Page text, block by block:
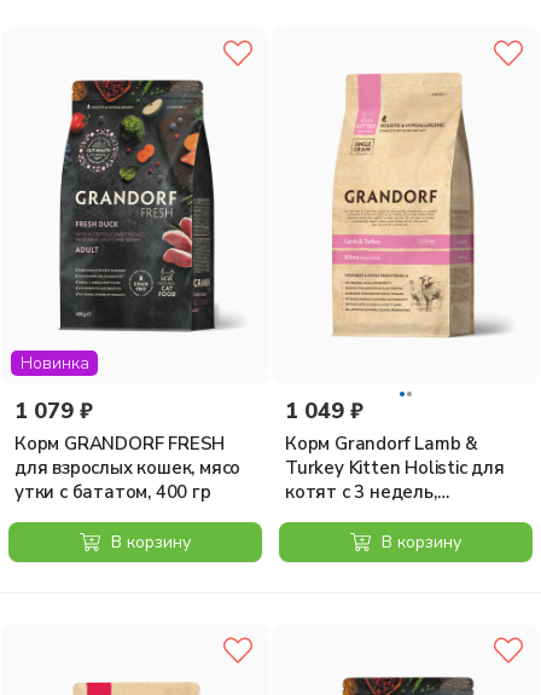
Новинка
1 079 ₽
Корм GRANDORF FRESH
для взрослых кошек, мясо
утки с бататом, 400 гр
В корзину
1 049 ₽
Корм Grandorf Lamb &
Turkey Kitten Holistic для
котят с 3 недель,
беременных и кормящих
кошек, ягненок с индейкой,
400 г
В корзину